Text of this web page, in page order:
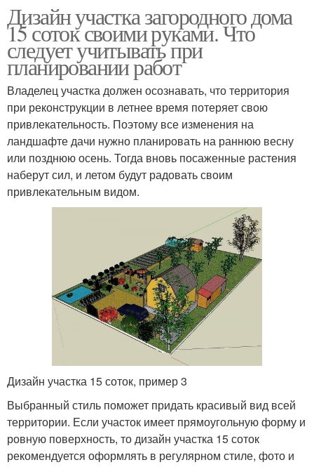
Дизайн участка загородного дома
15 соток своими руками. Что
следует учитывать при
планировании работ
Владелец участка должен осознавать, что территория
при реконструкции в летнее время потеряет свою
привлекательность. Поэтому все изменения на
ландшафте дачи нужно планировать на раннюю весну
или позднюю осень. Тогда вновь посаженные растения
наберут сил, и летом будут радовать своим
привлекательным видом.
Дизайн участка 15 соток, пример 3
Выбранный стиль поможет придать красивый вид всей
территории. Если участок имеет прямоугольную форму и
ровную поверхность, то дизайн участка 15 соток
рекомендуется оформлять в регулярном стиле, фото и